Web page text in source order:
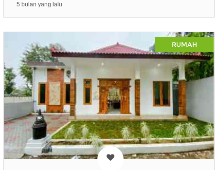
5 bulan yang lalu
RUMAH